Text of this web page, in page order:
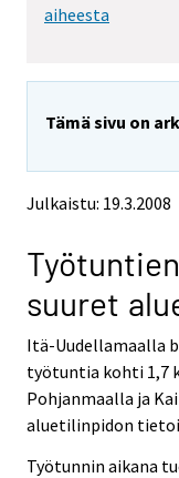
aiheesta
Tämä sivu on
Julkaistu: 19.3.2008
suuret
Itä-Uudellamaalla
työtuntia kohti 1,7
Pohjanmaalla ja
aluetilinpidon
Työtunnin aikana